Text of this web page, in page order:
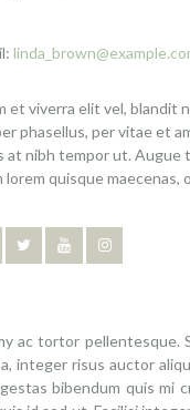
et viverra elit vel, blandit
phasellus, per vitae et
at nibh tempor ut. Augue
lorem quisque maecenas,
ac tortor
risus auctor
bibendum quis